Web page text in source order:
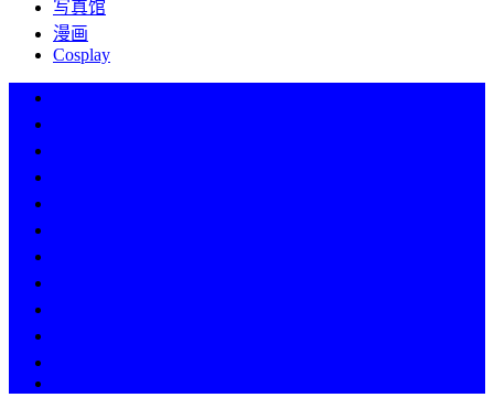
写真馆
漫画
Cosplay